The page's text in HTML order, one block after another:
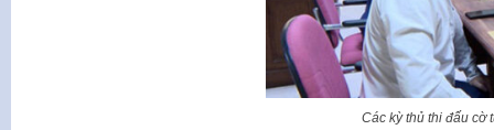
Các kỳ thủ thi đấu cờ